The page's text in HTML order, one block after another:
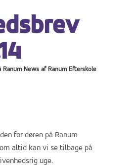
Ranum News af Ranum Efterskole
for døren på Ranum
altid kan vi se tilbage på
uge.